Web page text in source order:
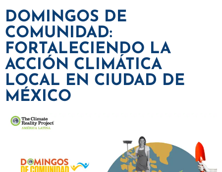
DOMINGOS DE
COMUNIDAD:
FORTALECIENDO LA
ACCIÓN CLIMÁTICA
LOCAL EN CIUDAD DE
MÉXICO